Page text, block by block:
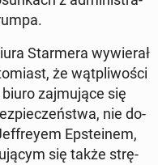
Star­me­ra wy­wie­rał
że wąt­pli­wo­ści
zaj­mu­ją­ce się
nie do­
Ep­ste­inem,
się także strę­